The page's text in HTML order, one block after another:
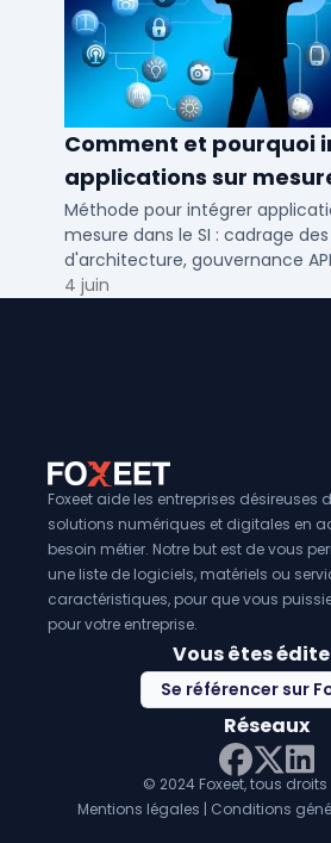
Comment et pourquoi
applications sur
SI ?
Méthode pour intégrer
mesure dans le SI : cadrage
d'architecture, gouvernance
conduite du changement.
4 juin
Foxeet aide les entreprises désireuses
solutions numériques et digitales en
besoin métier. Notre but est de vous
une liste de logiciels, matériels ou
caractéristiques, pour que vous
pour votre entreprise.
Vous êtes
Se référencer sur
Réseaux
Facebook
Twitter
© 2024 Foxeet, tous droits
Mentions légales | Conditions